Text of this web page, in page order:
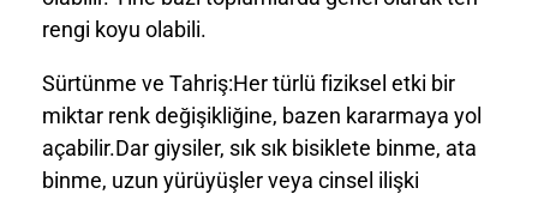
rengi koyu olabili.
Sürtünme ve Tahriş:Her türlü fiziksel etki bir
miktar renk değişikliğine, bazen kararmaya yol
açabilir.Dar giysiler, sık sık bisiklete binme, ata
binme, uzun yürüyüşler veya cinsel ilişki